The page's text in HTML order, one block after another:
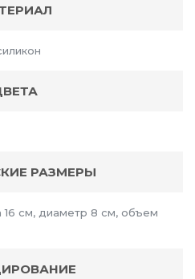
РАЗМЕРЫ
16 см, диаметр 8 см, объем